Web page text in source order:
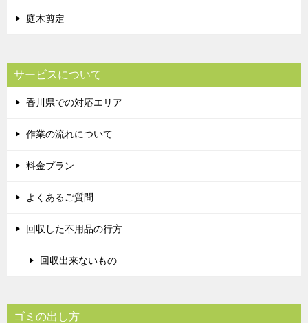
庭木剪定
サービスについて
香川県での対応エリア
作業の流れについて
料金プラン
よくあるご質問
回収した不用品の行方
回収出来ないもの
ゴミの出し方